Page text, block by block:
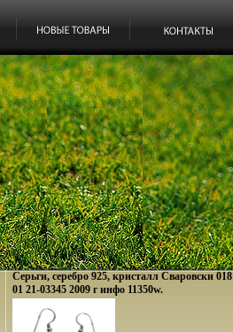
Серьги, серебро 925, кристалл Сваровски 018
01 21-03345 2009 г инфо 11350w.